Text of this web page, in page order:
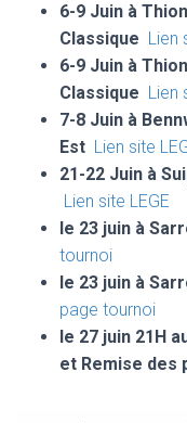
6-9 Juin à
Classique Lien
6-9 Juin à
Classique Lien
7-8 Juin à
Est Lien site
21-22 Juin à
Lien site LEGE
le 23 juin à
tournoi
le 23 juin à
page tournoi
le 27 juin 21H
et Remise des